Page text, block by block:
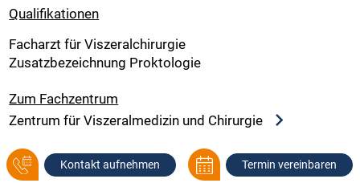
Qualifikationen
Facharzt für Viszeralchirurgie
Zusatzbezeichnung Proktologie
Zum Fachzentrum
Zentrum für Viszeralmedizin und Chirurgie
Kontakt aufnehmen Termin vereinbaren